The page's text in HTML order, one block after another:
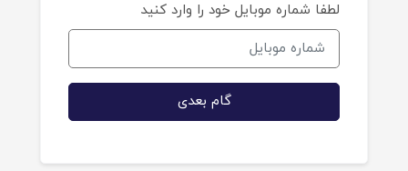
لطفا شماره موبایل خود را وارد کنید
گام بعدی